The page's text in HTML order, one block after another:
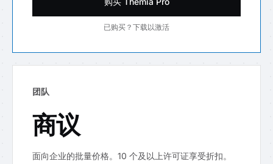
已购买？下载以激活
团队
商议
面向企业的批量价格。10 个及以上许可证享受折扣。